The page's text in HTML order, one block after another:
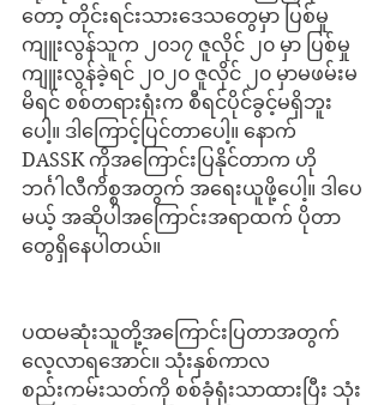
တော့ တိုင်းရင်းသားဒေသတွေမှာ ပြစ်မှု
ကျူးလွန်သူက ၂၀၁၇ ဇူလိုင် ၂၀ မှာ ပြစ်မှု
ကျူးလွန်ခဲ့ရင် ၂၀၂၀ ဇူလိုင် ၂၀ မှာမဖမ်းမ
မိရင် စစ်တရားရုံးက စီရင်ပိုင်ခွင့်မရှိဘူး
ပေါ့။ ဒါကြောင့်ပြင်တာပေါ့။ နောက်
DASSK ကိုအကြောင်းပြနိုင်တာက ဟို
ဘင်္ဂါလီကိစ္စအတွက် အရေးယူဖို့ပေါ့။ ဒါပေ
မယ့် အဆိုပါအကြောင်းအရာထက် ပိုတာ
တွေရှိနေပါတယ်။
ပထမဆုံးသူတို့အကြောင်းပြတာအတွက်
လေ့လာရအောင်။ သုံးနှစ်ကာလ
စည်းကမ်းသတ်ကို စစ်ခုံရုံးသာထားပြီး သုံး